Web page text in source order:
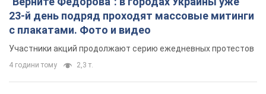
23-й день подряд проходят массовые митинги
с плакатами. Фото и видео
Участники акций продолжают серию ежедневных протестов
4 години тому 2,3 т.